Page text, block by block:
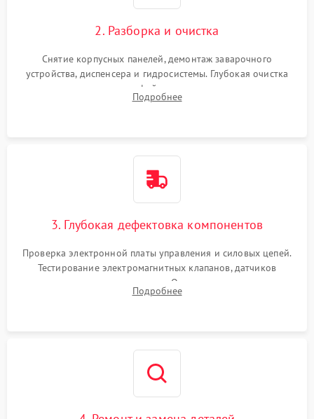
2. Разборка и очистка
Снятие корпусных панелей, демонтаж заварочного
устройства, диспенсера и гидросистемы. Глубокая очистка
внутренних узлов от кофейных масел, жмыха и накипи.
Промывка дренажных каналов и фильтров с использованием
Подробнее
3. Глубокая дефектовка компонентов
Проверка электронной платы управления и силовых цепей.
Тестирование электромагнитных клапанов, датчиков
температуры и расходомера. Оценка степени износа
жерновов кофемолки, уплотнительных колец гидросистемы
Подробнее